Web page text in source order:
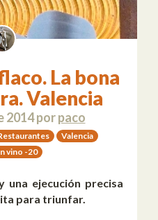
La bona
Valencia
2014porpaco
Valencia
vino -20
una ejecución precisa
para triunfar.